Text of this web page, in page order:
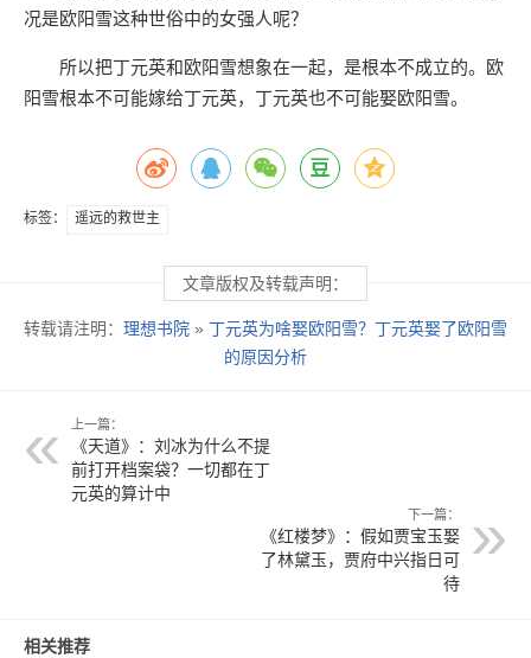
况是欧阳雪这种世俗中的女强人呢？
所以把丁元英和欧阳雪想象在一起，是根本不成立的。欧
阳雪根本不可能嫁给丁元英，丁元英也不可能娶欧阳雪。
标签： 遥远的救世主
文章版权及转载声明：
转载请注明： 理想书院 » 丁元英为啥娶欧阳雪？丁元英娶了欧阳雪
的原因分析
上一篇：
《天道》：刘冰为什么不提
前打开档案袋？一切都在丁
元英的算计中
下一篇：
《红楼梦》：假如贾宝玉娶
了林黛玉，贾府中兴指日可
待
相关推荐